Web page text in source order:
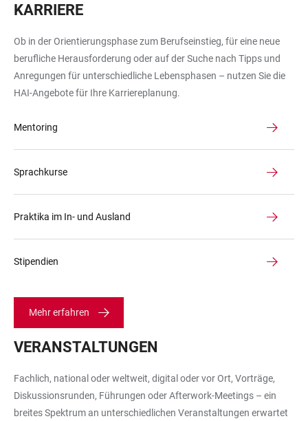
KARRIERE
Ob in der Orientierungsphase zum Berufseinstieg, für eine neue
berufliche Herausforderung oder auf der Suche nach Tipps und
Anregungen für unterschiedliche Lebensphasen – nutzen Sie die
HAI-Angebote für Ihre Karriereplanung.
Mentoring
Sprachkurse
Praktika im In- und Ausland
Stipendien
Mehr erfahren
VERANSTALTUNGEN
Fachlich, national oder weltweit, digital oder vor Ort, Vorträge,
Diskussionsrunden, Führungen oder Afterwork-Meetings – ein
breites Spektrum an unterschiedlichen Veranstaltungen erwartet